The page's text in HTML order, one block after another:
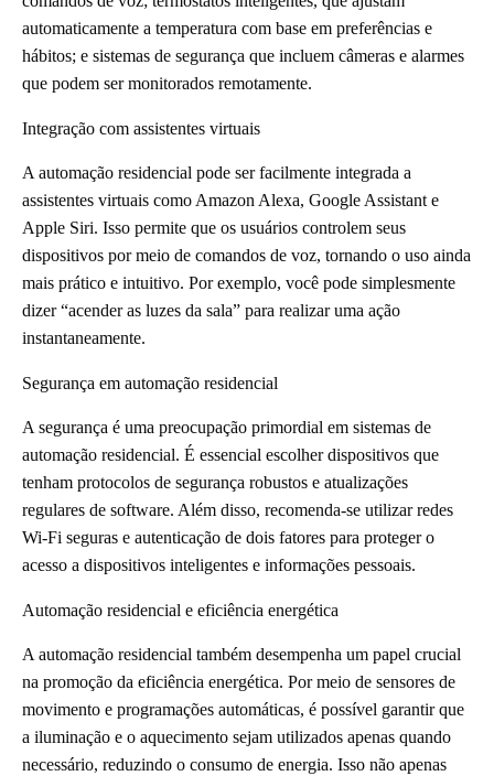
automaticamente a temperatura com base em preferências e
hábitos; e sistemas de segurança que incluem câmeras e alarmes
que podem ser monitorados remotamente.
Integração com assistentes virtuais
A automação residencial pode ser facilmente integrada a
assistentes virtuais como Amazon Alexa, Google Assistant e
Apple Siri. Isso permite que os usuários controlem seus
dispositivos por meio de comandos de voz, tornando o uso ainda
mais prático e intuitivo. Por exemplo, você pode simplesmente
dizer “acender as luzes da sala” para realizar uma ação
instantaneamente.
Segurança em automação residencial
A segurança é uma preocupação primordial em sistemas de
automação residencial. É essencial escolher dispositivos que
tenham protocolos de segurança robustos e atualizações
regulares de software. Além disso, recomenda-se utilizar redes
Wi-Fi seguras e autenticação de dois fatores para proteger o
acesso a dispositivos inteligentes e informações pessoais.
Automação residencial e eficiência energética
A automação residencial também desempenha um papel crucial
na promoção da eficiência energética. Por meio de sensores de
movimento e programações automáticas, é possível garantir que
a iluminação e o aquecimento sejam utilizados apenas quando
necessário, reduzindo o consumo de energia. Isso não apenas